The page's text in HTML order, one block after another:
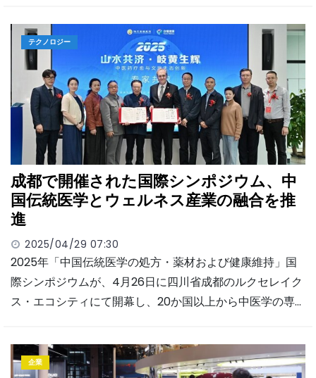
テクノロジー
成都で開催された国際シンポジウム、中
国伝統医学とウェルネス産業の融合を推
進
2025/04/29 07:30
2025年「中国伝統医学の処方・薬材および健康維持」国
際シンポジウムが、4月26日に四川省成都のルクセレイク
ス・エコシティにて開幕し、20か国以上から中医学の専…
企業